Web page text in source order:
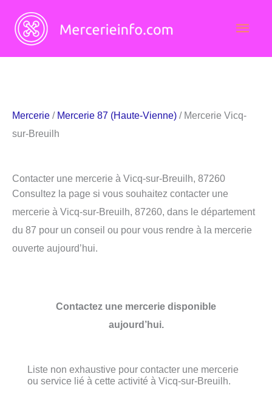
contenu
Mercerie / Mercerie 87 (Haute-Vienne) / Mercerie Vicq-
sur-Breuilh
Contacter une mercerie à Vicq-sur-Breuilh, 87260
Consultez la page si vous souhaitez contacter une
mercerie à Vicq-sur-Breuilh, 87260, dans le département
du 87 pour un conseil ou pour vous rendre à la mercerie
ouverte aujourd’hui.
Contactez une mercerie disponible
aujourd’hui.
Liste non exhaustive pour contacter une mercerie
ou service lié à cette activité à Vicq-sur-Breuilh.